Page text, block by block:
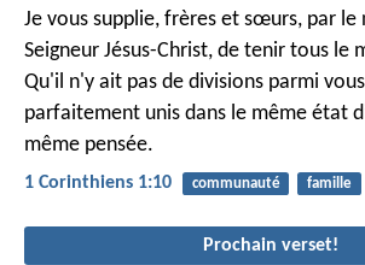
Je vous supplie, frères et sœurs, par
Seigneur Jésus-Christ, de tenir tous le
Qu'il n'y ait pas de divisions parmi
parfaitement unis dans le même état
même pensée.
1 Corinthiens 1:10 communauté famille
Prochain verset!